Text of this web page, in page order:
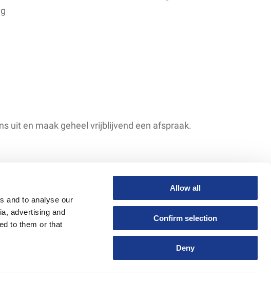
and to analyse our
advertising and
to them or that
Allow all
Confirm selection
Deny
uit en maak geheel vrijblijvend een afspraak.